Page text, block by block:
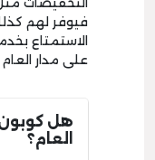
فيوفر لهم
الاستمتاع
على مدار
هل
العام؟